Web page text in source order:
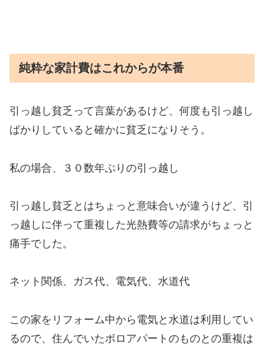
純粋な家計費はこれからが本番
引っ越し貧乏って言葉があるけど、何度も引っ越し
ばかりしていると確かに貧乏になりそう。
私の場合、３０数年ぶりの引っ越し
引っ越し貧乏とはちょっと意味合いが違うけど、引
っ越しに伴って重複した光熱費等の請求がちょっと
痛手でした。
ネット関係、ガス代、電気代、水道代
この家をリフォーム中から電気と水道は利用してい
るので、住んでいたボロアパートのものとの重複は